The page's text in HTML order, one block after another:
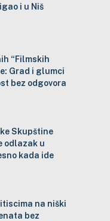
i u Niš
“Filmskih
Grad i glumci
bez odgovora
Skupštine
odlazak u
kada ide
na niški
bez